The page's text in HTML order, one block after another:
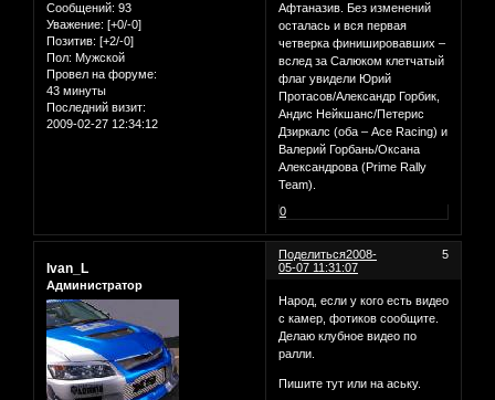
Сообщений: 93
Уважение: [+0/-0]
Позитив: [+2/-0]
Пол: Мужской
Провел на форуме:
43 минуты
Последний визит:
2009-02-27 12:34:12
Афтаназив. Без изменений
осталась и вся первая
четверка финишировавших –
вслед за Салюком клетчатый
флаг увидели Юрий
Протасов/Александр Горбик,
Андис Нейкшанс/Петерис
Дзиркалс (оба – Ace Racing) и
Валерий Горбань/Оксана
Александрова (Prime Rally
Team).
0
Поделиться 5
2008-
05-07 11:31:07
Ivan_L
Администратор
Народ, если у кого есть видео
с камер, фотиков сообщите.
Делаю клубное видео по
ралли.
Пишите тут или на аську.